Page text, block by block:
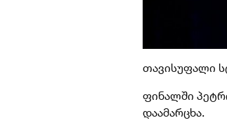
თავისუფალი
ფინალში
დაამარცხა.